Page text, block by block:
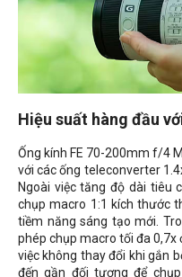
Hiệu suất hàng đầu
Ống kính FE 70-200mm f/4
với các ống teleconverter
Ngoài việc tăng độ dài tiêu
chụp macro 1:1 kích thước
tiềm năng sáng tạo mới.
phép chụp macro tối đa 0,7x
việc không thay đổi khi gắn
đến gần đối tượng để